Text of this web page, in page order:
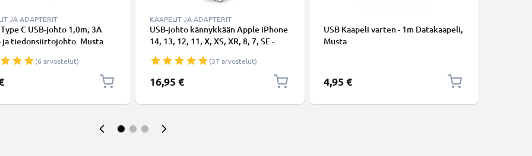
JA ADAPTERIT
Type C USB-johto 1,0m, 3A
ja tiedonsiirtojohto. Musta
(6 arvostelut)
KAAPELIT JA ADAPTERIT
USB-johto kännykkään Apple iPhone
14, 13, 12, 11, X, XS, XR, 8, 7, SE -
Valkoinen datakaapeli(37 arvostelut)
16,95 €
USB Kaapeli varten - 1m Datakaapeli,
Musta
4,95 €